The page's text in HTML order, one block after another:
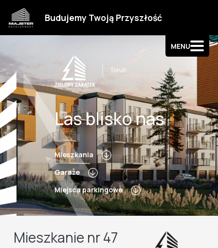
Budujemy Twoją Przyszłość
MENU
Kontakt
Las blisko nas
Mieszkania
Garaże
Miejsca parkingowe
Mieszkanie nr 47